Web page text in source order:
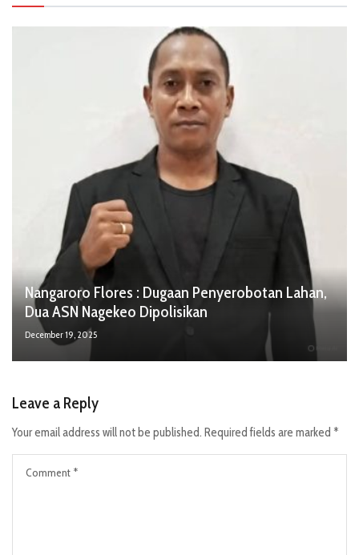
Nangaroro Flores : Dugaan Penyerobotan Lahan,
Dua ASN Nagekeo Dipolisikan
December 19, 2025
Leave a Reply
Your email address will not be published. Required fields are marked *